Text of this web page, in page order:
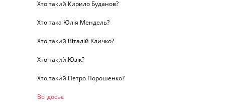
Хто такий Кирило Буданов?
Хто така Юлія Мендель?
Хто такий Віталій Кличко?
Хто такий Юзік?
Хто такий Петро Порошенко?
Всі досьє